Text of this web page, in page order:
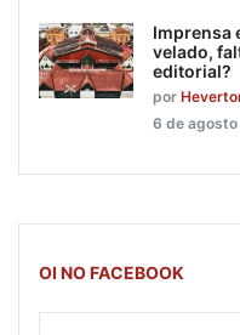
Imprensa
velado,
editorial?
por
6 de
OI NO FACEBOOK